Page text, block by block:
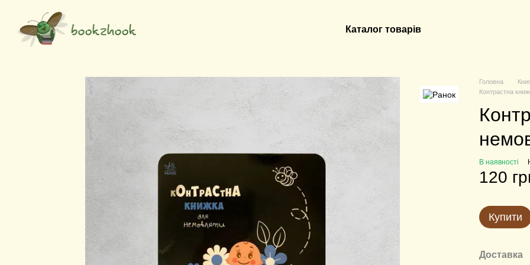
Каталог товарів
Головна
Контрастна
В наявності
120
Купити
Доставка